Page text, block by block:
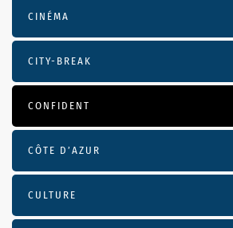
CINÉMA
CITY-BREAK
CONFIDENT
CÔTE D’AZUR
CULTURE